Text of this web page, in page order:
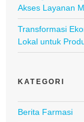
Akses Layanan
Transformasi
Lokal untuk
KATEGORI
Berita Farmasi